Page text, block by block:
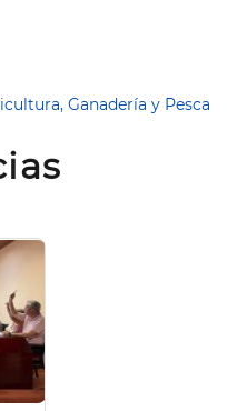
Ganadería y Pesca